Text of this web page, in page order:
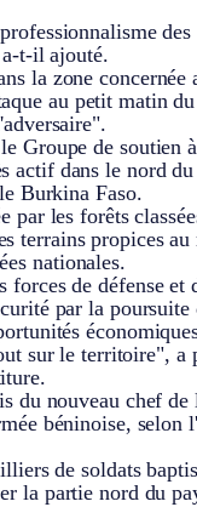
a-t-il ajouté.
la zone concernée
au petit matin
Groupe de soutien
dans le nord
Burkina Faso.
par les forêts
terrains propices au
nationales.
de défense et
par la poursuite
sur le territoire", a
du nouveau chef de
béninoise, selon
de soldats
la partie nord du